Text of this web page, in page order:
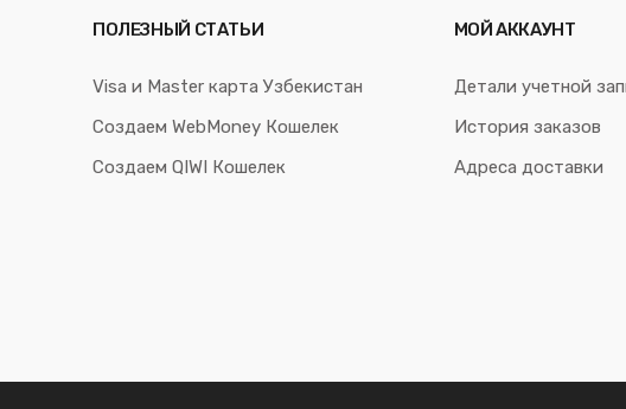
ПОЛЕЗНЫЙ СТАТЬИ
Visa и Master карта Узбекистан
Создаем WebMoney Кошелек
Создаем QIWI Кошелек
МОЙ АККАУНТ
Детали учетной
История заказов
Адреса доставки